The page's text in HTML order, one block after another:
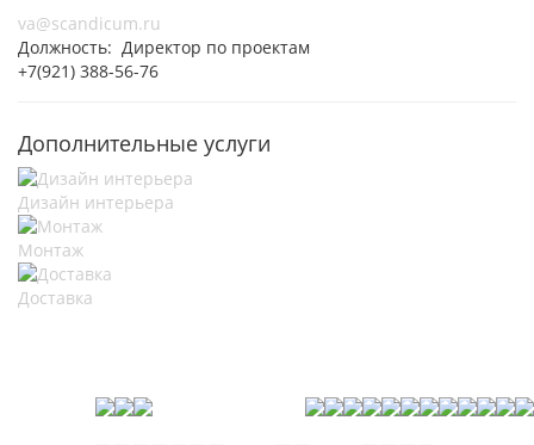
va@scandicum.ru
Должность: Директор по проектам
+7(921) 388-56-76
Дополнительные услуги
Дизайн интерьера
Монтаж
Доставка